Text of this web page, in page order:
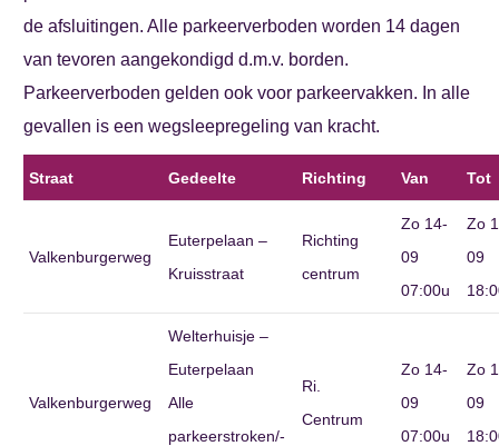
de afsluitingen. Alle parkeerverboden worden 14 dagen
van tevoren aangekondigd d.m.v. borden.
Parkeerverboden gelden ook voor parkeervakken. In alle
gevallen is een wegsleepregeling van kracht.
Straat Gedeelte Richting Van Tot
Valkenburgerweg
Euterpelaan –
Kruisstraat
Richting
centrum
Zo 14-
09
07:00u
Zo
09
Valkenburgerweg
Welterhuisje –
Euterpelaan
Alle
parkeerstroken/-
Ri.
Centrum
Zo 14-
09
07:00u
Zo
09